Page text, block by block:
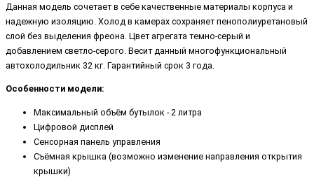
Данная модель сочетает в себе качественные материалы корпуса и
надежную изоляцию. Холод в камерах сохраняет пенополиуретановый
слой без выделения фреона. Цвет агрегата темно-серый и
добавлением светло-серого. Весит данный многофункциональный
автохолодильник 32 кг. Гарантийный срок 3 года.
Особенности модели:
Максимальный объём бутылок - 2 литра
Цифровой дисплей
Сенсорная панель управления
Съёмная крышка (возможно изменение направления открытия
крышки)